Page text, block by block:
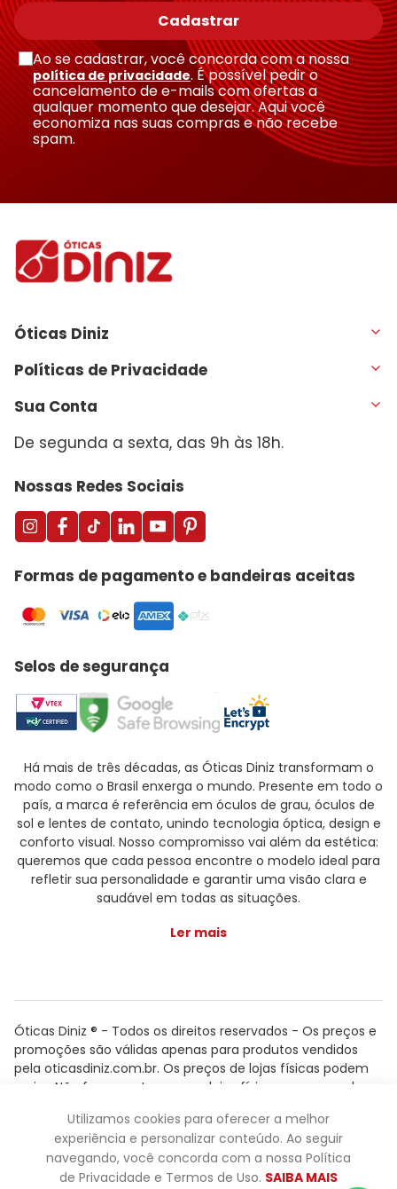
Cadastrar
Ao se cadastrar, você concorda com a nossa
política de privacidade. É possível pedir o
cancelamento de e-mails com ofertas a
qualquer momento que desejar. Aqui você
economiza nas suas compras e não recebe
spam.
Óticas Diniz
Políticas de Privacidade
Sua Conta
De segunda a sexta, das 9h às 18h.
Nossas Redes Sociais
Formas de pagamento e bandeiras aceitas
Selos de segurança
Há mais de três décadas, as Óticas Diniz transformam o
modo como o Brasil enxerga o mundo. Presente em todo o
país, a marca é referência em óculos de grau, óculos de
sol e lentes de contato, unindo tecnologia óptica, design e
conforto visual. Nosso compromisso vai além da estética:
queremos que cada pessoa encontre o modelo ideal para
refletir sua personalidade e garantir uma visão clara e
saudável em todas as situações.
Ler mais
Óticas Diniz ® - Todos os direitos reservados - Os preços e
promoções são válidas apenas para produtos vendidos
pela oticasdiniz.com.br. Os preços de lojas físicas podem
variar. Não fazemos trocas em lojas físicas, apenas pelo
Powered by
Utilizamos cookies para oferecer a melhor
experiência e personalizar conteúdo. Ao seguir
navegando, você concorda com a nossa Política
de Privacidade e Termos de Uso. SAIBA MAIS